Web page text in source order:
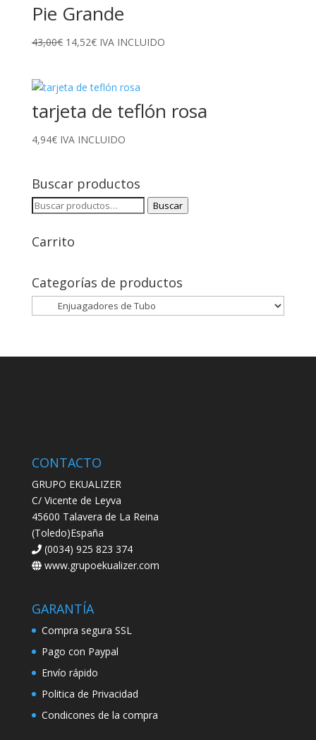
35,56€.23,00€.
Pie Grande
43,00€ El
era:
43,00€.
14,52€El
es:
14,52€.
IVA INCLUIDO
tarjeta de teflón rosa
4,94€ IVA INCLUIDO
Buscar productos
Buscar
Buscar
Carrito
Categorías de productos
CONTACTO
GRUPO EKUALIZER
C/ Vicente de Leyva
45600 Talavera de La Reina
(Toledo)España
(0034) 925 823 374
www.grupoekualizer.com
GARANTÍA
Compra segura SSL
Pago con Paypal
Envío rápido
Politica de Privacidad
Condicones de la compra